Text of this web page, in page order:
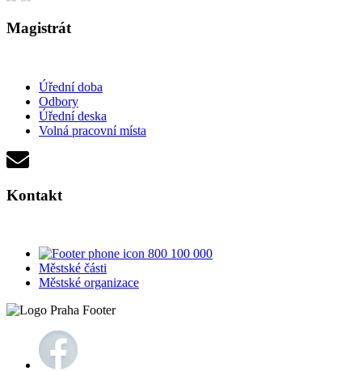
Magistrát
Úřední doba
Odbory
Úřední deska
Volná pracovní místa
Kontakt
800 100 000
Městské části
Městské organizace